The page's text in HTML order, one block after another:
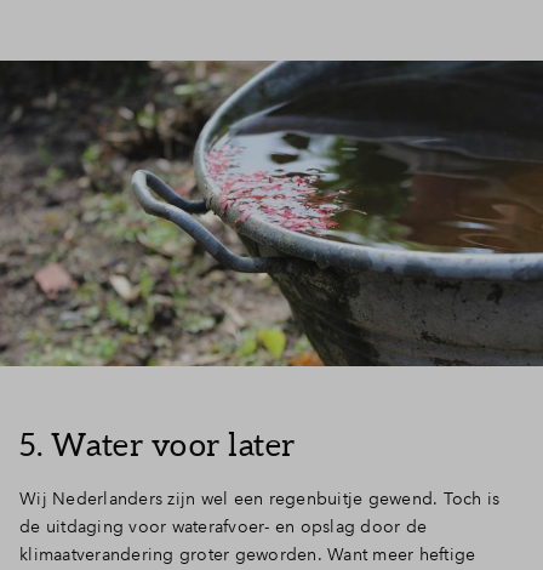
5. Water voor later
Wij Nederlanders zijn wel een regenbuitje gewend. Toch is
de uitdaging voor waterafvoer- en opslag door de
klimaatverandering groter geworden. Want meer heftige